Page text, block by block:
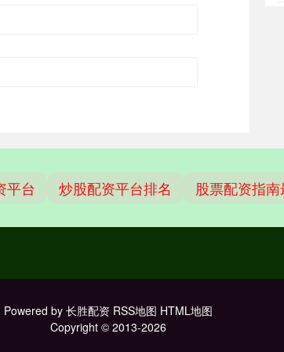
平台 炒股配资平台排名 股票配资指
Powered by 长胜配资 RSS地图 HTML地图
Copyright © 2013-2026